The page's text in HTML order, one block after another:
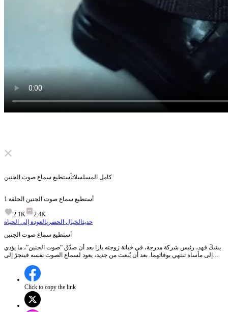
Click to unmute
كامل المسلسلاتأستطيع سماع صوت الجنين
أستطيع سماع صوت الجنين الحلقة 1
2.1K
2.4K
حديثالخيال الحضريالعودة إلى الحياة
أستطيع سماع صوت الجنين
يشكّ فهد، رئيس شركة مدرجة، في خيانة زوجته يارا بعد أن صدّق “صوت الجنين”، ما يؤدي
إلى مأساة تنتهي بوفاتهما. بعد أن يُبعث من جديد، يعود لسماع الصوت نفسه فينجرّ إلى
الأمراض العقلية. لاحقًا يكشف المساعد خالد أن كل ما حدث كان مؤامرة من ناصر
باستخدام عقد خاص لصنع أوهام، بالتعاون مع ياسر للاستيلاء على الشركة، وأن زوجته
كانت ضحية خداع. في النهاية تنكشف الحقيقة ويعود فهد إلى زوجته في سلام بانتظار ولادة
Click to copy the link